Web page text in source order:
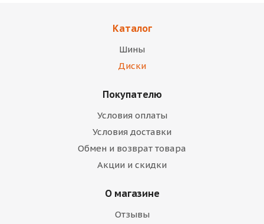
Каталог
Шины
Диски
Покупателю
Условия оплаты
Условия доставки
Обмен и возврат товара
Акции и скидки
О магазине
Отзывы